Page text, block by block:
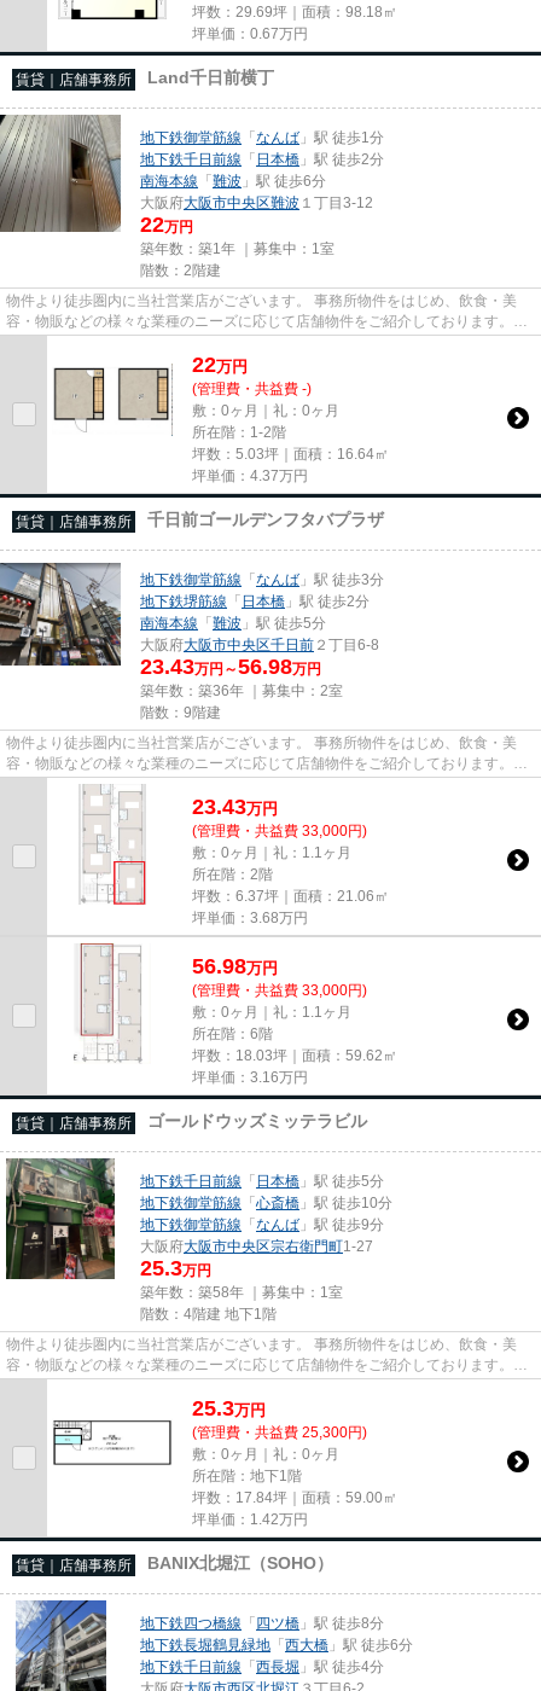
坪数：29.69坪｜面積：98.18㎡
坪単価： 0.67万円
賃貸｜店舗事務所 Land千日前横丁
地下鉄御堂筋線 「なんば 」駅 徒歩1分
地下鉄千日前線 「 日本橋 」駅 徒歩2分
南海本線 「難波 」駅 徒歩6分
大阪府大阪市中央区難波 １丁目3-12
22万円
築年数：築1年 ｜募集中： 1室
階数：2階建
物件より徒歩圏内に当社営業店がございます。 事務所物件をはじめ、飲食・美
容・物販などの様々な業種のニーズに応じて店舗物件をご紹介しております。
尚、弊社ではおとり広告は一切...
22万円
(管理費・共益費 -)
敷：0ヶ月｜礼：0ヶ月
所在階：1-2階
坪数：5.03坪｜面積：16.64㎡
坪単価： 4.37万円
賃貸｜店舗事務所 千日前ゴールデンフタバプラザ
地下鉄御堂筋線 「なんば 」駅 徒歩3分
地下鉄堺筋線 「 日本橋 」駅 徒歩2分
南海本線 「難波 」駅 徒歩5分
大阪府大阪市中央区千日前 ２丁目6-8
23.43万円～56.98万円
築年数：築36年 ｜募集中： 2室
階数：9階建
物件より徒歩圏内に当社営業店がございます。 事務所物件をはじめ、飲食・美
容・物販などの様々な業種のニーズに応じて店舗物件をご紹介しております。
尚、弊社ではおとり広告は一切...
23.43万円
(管理費・共益費 33,000円)
敷：0ヶ月｜礼：1.1ヶ月
所在階：2階
坪数：6.37坪｜面積：21.06㎡
坪単価： 3.68万円
56.98万円
(管理費・共益費 33,000円)
敷：0ヶ月｜礼：1.1ヶ月
所在階：6階
坪数：18.03坪｜面積：59.62㎡
坪単価： 3.16万円
賃貸｜店舗事務所 ゴールドウッズミッテラビル
地下鉄千日前線 「 日本橋 」駅 徒歩5分
地下鉄御堂筋線 「心斎橋 」駅 徒歩10分
地下鉄御堂筋線 「なんば 」駅 徒歩9分
大阪府大阪市中央区宗右衛門町1-27
25.3万円
築年数：築58年 ｜募集中： 1室
階数：4階建 地下1階
物件より徒歩圏内に当社営業店がございます。 事務所物件をはじめ、飲食・美
容・物販などの様々な業種のニーズに応じて店舗物件をご紹介しております。
尚、弊社ではおとり広告は一切...
25.3万円
(管理費・共益費 25,300円)
敷：0ヶ月｜礼：0ヶ月
所在階：地下1階
坪数：17.84坪｜面積：59.00㎡
坪単価： 1.42万円
賃貸｜店舗事務所 BANIX北堀江（SOHO）
地下鉄四つ橋線 「四ツ橋 」駅 徒歩8分
地下鉄長堀鶴見緑地 「西大橋 」駅 徒歩6分
地下鉄千日前線 「西長堀 」駅 徒歩4分